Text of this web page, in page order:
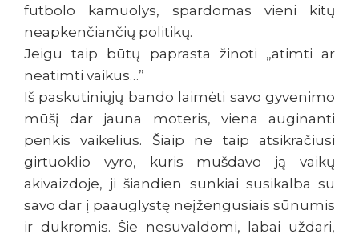
futbolo kamuolys, spardomas vieni kitų
neapkenčiančių politikų.
Jeigu taip būtų paprasta žinoti „atimti ar
neatimti vaikus…”
Iš paskutiniųjų bando laimėti savo gyvenimo
mūšį dar jauna moteris, viena auginanti
penkis vaikelius. Šiaip ne taip atsikračiusi
girtuoklio vyro, kuris mušdavo ją vaikų
akivaizdoje, ji šiandien sunkiai susikalba su
savo dar į paauglystę neįžengusiais sūnumis
ir dukromis. Šie nesuvaldomi, labai uždari,